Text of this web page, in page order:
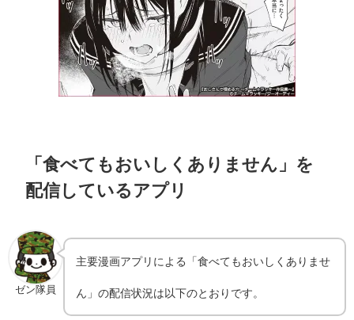
「食べてもおいしくありません」を
配信しているアプリ
ゼン隊員
主要漫画アプリによる「食べてもおいしくありませ
ん」の配信状況は以下のとおりです。